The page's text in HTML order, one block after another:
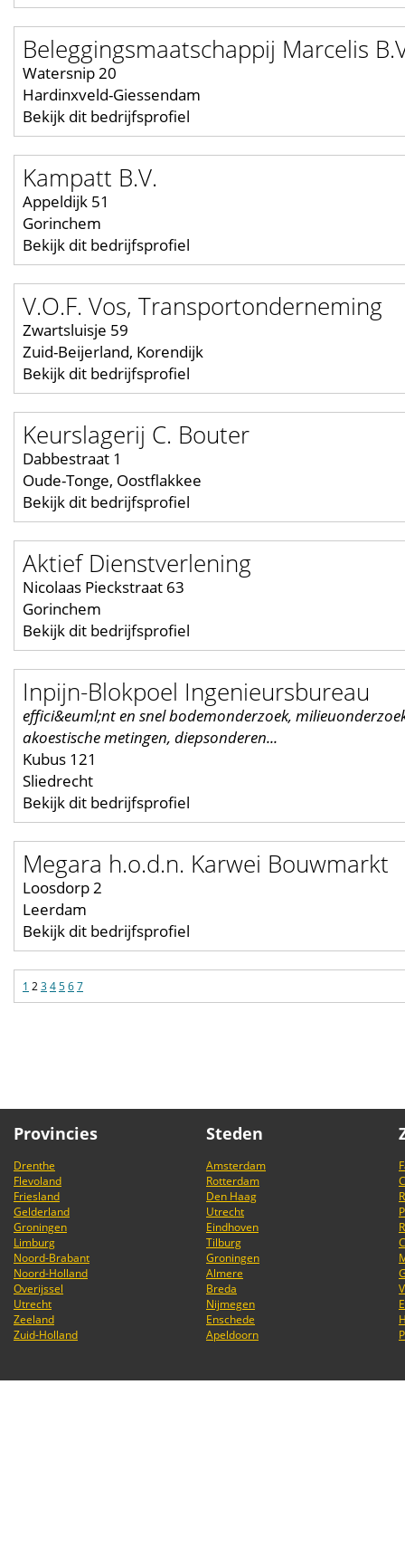
Beleggingsmaatschappij Marcelis
Watersnip 20
Hardinxveld-Giessendam
Bekijk dit bedrijfsprofiel
Kampatt B.V.
Appeldijk 51
Gorinchem
Bekijk dit bedrijfsprofiel
V.O.F. Vos, Transportonderneming
Zwartsluisje 59
Zuid-Beijerland, Korendijk
Bekijk dit bedrijfsprofiel
Keurslagerij C. Bouter
Dabbestraat 1
Oude-Tonge, Oostflakkee
Bekijk dit bedrijfsprofiel
Aktief Dienstverlening
Nicolaas Pieckstraat 63
Gorinchem
Bekijk dit bedrijfsprofiel
Inpijn-Blokpoel Ingenieursbureau
effici&euml;nt en snel bodemonderzoek,
akoestische metingen, diepsonderen...
Kubus 121
Sliedrecht
Bekijk dit bedrijfsprofiel
Megara h.o.d.n. Karwei Bouwmarkt
Loosdorp 2
Leerdam
Bekijk dit bedrijfsprofiel
1 234567
Provincies
Drenthe
Flevoland
Friesland
Gelderland
Groningen
Limburg
Noord-Brabant
Noord-Holland
Overijssel
Utrecht
Zeeland
Zuid-Holland
Steden
Amsterdam
Rotterdam
Den Haag
Utrecht
Eindhoven
Tilburg
Groningen
Almere
Breda
Nijmegen
Enschede
Apeldoorn